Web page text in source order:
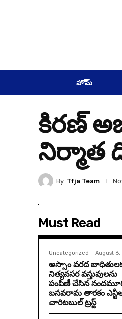
హోమ్
కిరణ్
నిర్మాత
By Tfja Team
Must Read
Uncategorized August
అస్సాం వరద
నిత్యవసర వస్తువులను
పంపిణీ చేసిన
బసవరామ తారకం
చారిటబుల్ ట్రస్ట్